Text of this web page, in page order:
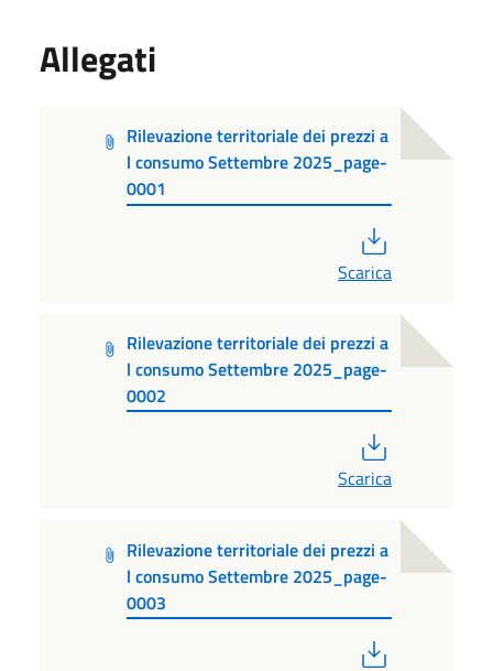
Allegati
Rilevazione territoriale dei prezzi a
l consumo Settembre 2025_page-
0001
Scarica
Rilevazione territoriale dei prezzi a
l consumo Settembre 2025_page-
0002
Scarica
Rilevazione territoriale dei prezzi a
l consumo Settembre 2025_page-
0003